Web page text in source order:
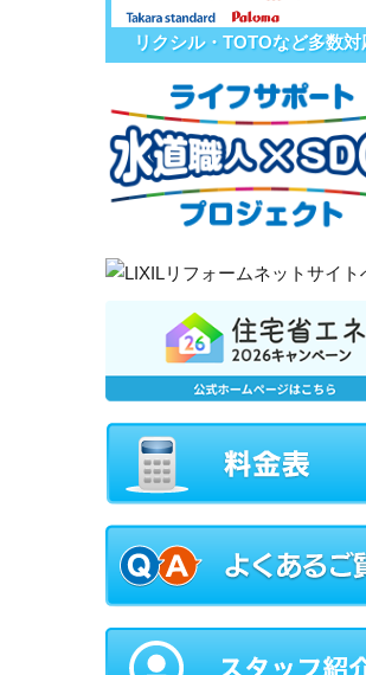
リクシル・TOTOなど多数対